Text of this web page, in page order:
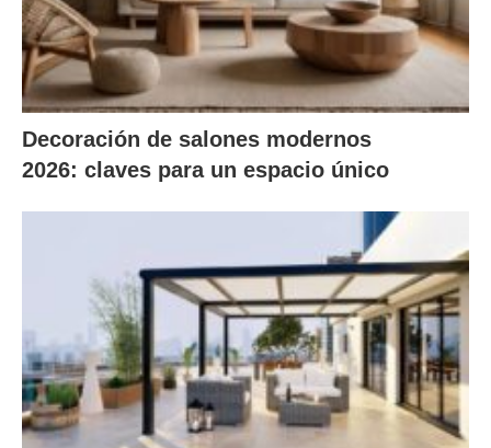
Decoración de salones modernos
2026: claves para un espacio único